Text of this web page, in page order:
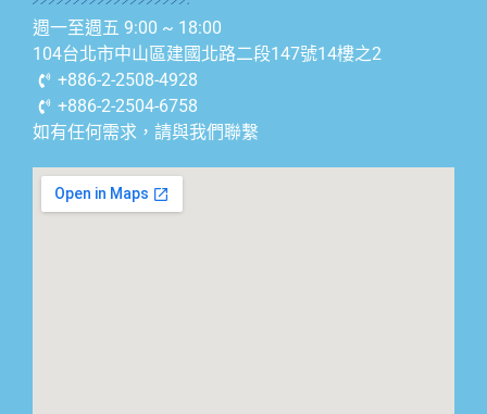
週一至週五 9:00 ~ 18:00
104台北市中山區建國北路二段147號14樓之2
+886-2-2508-4928
+886-2-2504-6758
如有任何需求，請與我們聯繫